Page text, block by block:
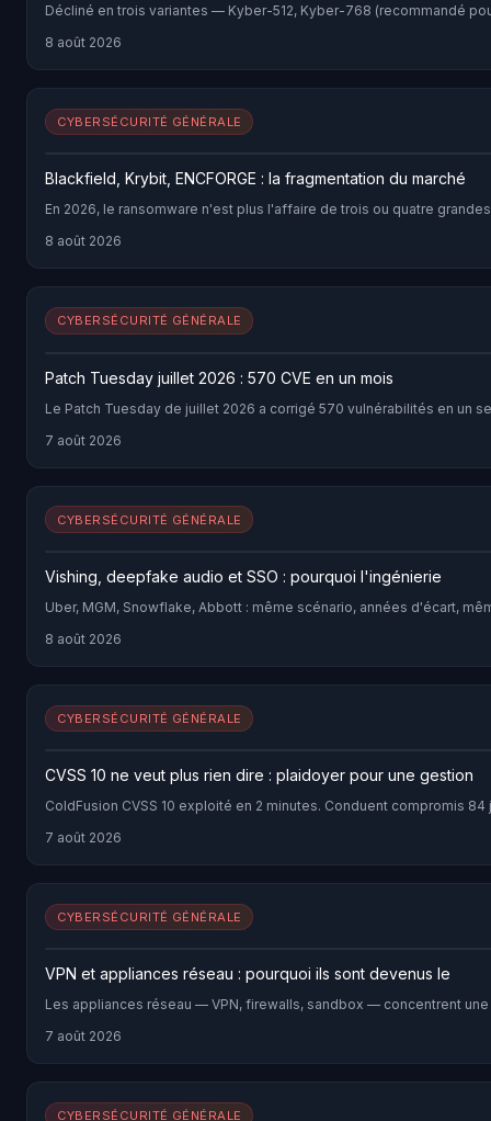
Décliné en trois variantes — Kyber-512, Kyber-768 (recommandé
8 août 2026
CYBERSÉCURITÉ GÉNÉRALE
Blackfield, Krybit, ENCFORGE : la fragmentation du marché
En 2026, le ransomware n'est plus l'affaire de trois ou quatre
8 août 2026
CYBERSÉCURITÉ GÉNÉRALE
Patch Tuesday juillet 2026 : 570 CVE en un mois
Le Patch Tuesday de juillet 2026 a corrigé 570 vulnérabilités en un
7 août 2026
CYBERSÉCURITÉ GÉNÉRALE
Vishing, deepfake audio et SSO : pourquoi l'ingénierie
Uber, MGM, Snowflake, Abbott : même scénario, années d'écart,
8 août 2026
CYBERSÉCURITÉ GÉNÉRALE
CVSS 10 ne veut plus rien dire : plaidoyer pour une gestion
ColdFusion CVSS 10 exploité en 2 minutes. Conduent compromis
7 août 2026
CYBERSÉCURITÉ GÉNÉRALE
VPN et appliances réseau : pourquoi ils sont devenus le
Les appliances réseau — VPN, firewalls, sandbox — concentrent
7 août 2026
CYBERSÉCURITÉ GÉNÉRALE